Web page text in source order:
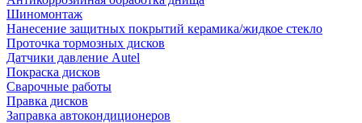
Шиномонтаж
Нанесение защитных покрытий керамика/жидкое стекло
Проточка тормозных дисков
Датчики давление Autel
Покраска дисков
Сварочные работы
Правка дисков
Заправка автокондиционеров